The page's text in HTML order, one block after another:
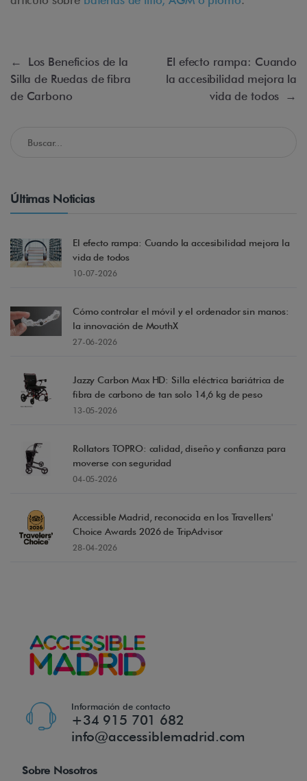
←
Los Beneficios de la
Silla de Ruedas de fibra
de Carbono
El efecto rampa: Cuando
la accesibilidad mejora la
vida de todos →
Buscar en el Blog de Accessible Madrid
Últimas Noticias
El efecto rampa: Cuando la accesibilidad mejora la
vida de todos
10-07-2026
Cómo controlar el móvil y el ordenador sin manos:
la innovación de MouthX
27-06-2026
Jazzy Carbon Max HD: Silla eléctrica bariátrica de
fibra de carbono de tan solo 14,6 kg de peso
13-05-2026
Rollators TOPRO: calidad, diseño y confianza para
moverse con seguridad
04-05-2026
Accessible Madrid, reconocida en los Travellers'
Choice Awards 2026 de TripAdvisor
28-04-2026
Información de contacto
+34 915 701 682
info@accessiblemadrid.com
Sobre Nosotros